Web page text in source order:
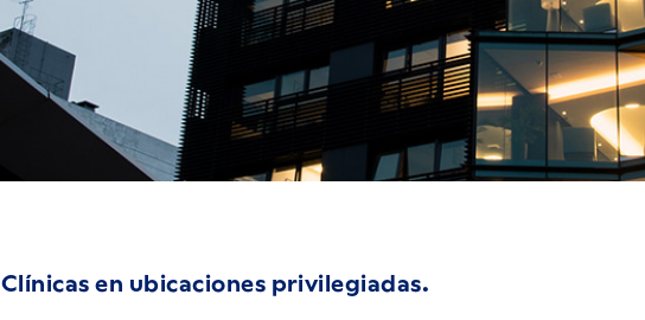
Clínicas en ubicaciones privilegiadas.